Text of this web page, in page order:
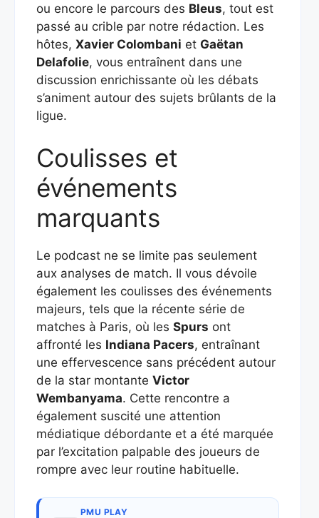
ou encore le parcours des Bleus, tout est
passé au crible par notre rédaction. Les
hôtes, Xavier Colombani et Gaëtan
Delafolie, vous entraînent dans une
discussion enrichissante où les débats
s’animent autour des sujets brûlants de la
ligue.
Coulisses et
événements
marquants
Le podcast ne se limite pas seulement
aux analyses de match. Il vous dévoile
également les coulisses des événements
majeurs, tels que la récente série de
matches à Paris, où les Spurs ont
affronté les Indiana Pacers, entraînant
une effervescence sans précédent autour
de la star montante Victor
Wembanyama. Cette rencontre a
également suscité une attention
médiatique débordante et a été marquée
par l’excitation palpable des joueurs de
rompre avec leur routine habituelle.
PMU PLAY